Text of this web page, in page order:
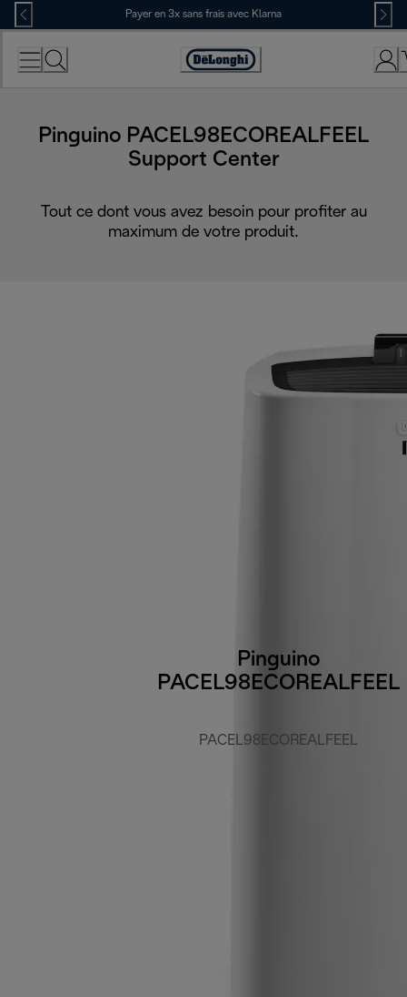
Skip
to
Content
Payer en 3x sans frais avec Klarna
Déclaration
Pinguino PACEL98ECOREALFEEL
Support Center
Tout ce dont vous avez besoin pour profiter au
maximum de votre produit.
Pinguino
PACEL98ECOREALFEEL
PACEL98ECOREALFEEL